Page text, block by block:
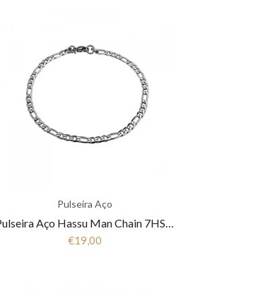
Pulseira Aço
Pulseira Aço Hassu Man Chain 7HSS510380
€19,00